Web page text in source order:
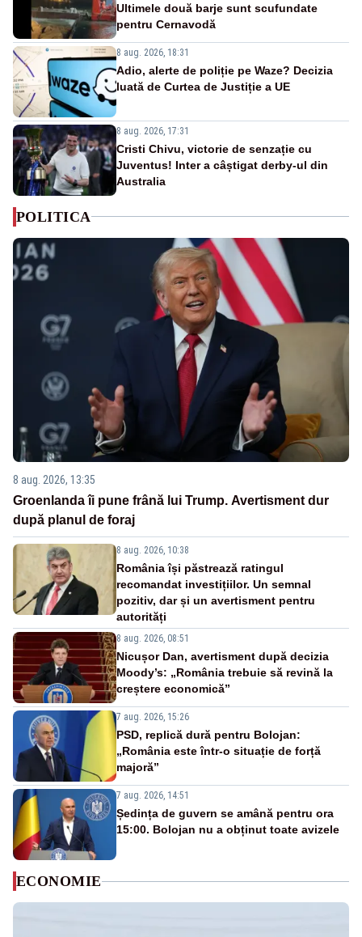
Ultimele două barje sunt scufundate
pentru Cernavodă
8 aug. 2026, 18:31
Adio, alerte de poliție pe Waze? Decizia
luată de Curtea de Justiție a UE
8 aug. 2026, 17:31
Cristi Chivu, victorie de senzație cu
Juventus! Inter a câștigat derby-ul din
Australia
POLITICA
8 aug. 2026, 13:35
Groenlanda îi pune frână lui Trump. Avertisment dur
după planul de foraj
8 aug. 2026, 10:38
România își păstrează ratingul
recomandat investițiilor. Un semnal
pozitiv, dar și un avertisment pentru
autorități
8 aug. 2026, 08:51
Nicușor Dan, avertisment după decizia
Moody’s: „România trebuie să revină la
creștere economică”
7 aug. 2026, 15:26
PSD, replică dură pentru Bolojan:
„România este într-o situație de forță
majoră”
7 aug. 2026, 14:51
Ședința de guvern se amână pentru ora
15:00. Bolojan nu a obținut toate avizele
ECONOMIE